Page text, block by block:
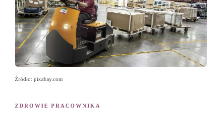
Źródło: pixabay.com
ZDROWIE PRACOWNIKA